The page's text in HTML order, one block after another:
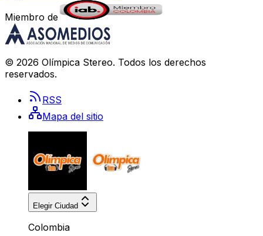
Miembro de
© 2026 Olímpica Stereo. Todos los derechos
reservados.
RSS
Mapa del sitio
Elegir Ciudad
Colombia